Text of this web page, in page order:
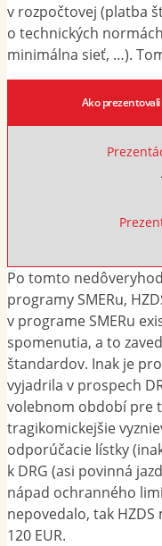
v rozpočtovej (platba
o technických
minimálna sieť, …).
Ako prezentovali
Po tomto
programy SMERu,
v programe SMERu
spomenutia, a to
štandardov. Inak je
vyjadrila v prospech
volebnom období pre
tragikomickejšie
odporúčacie lístky
k DRG (asi povinná
nápad ochranného
nepovedalo, tak HZDS
120 EUR.